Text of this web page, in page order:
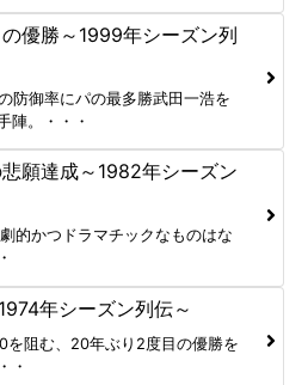
優勝～1999年シーズン列
防御率にパの最多勝武田一浩を
陣。・・・
願達成～1982年シーズン
的かつドラマチックなものはな
年シーズン列伝～
を阻む、20年ぶり2度目の優勝を
・